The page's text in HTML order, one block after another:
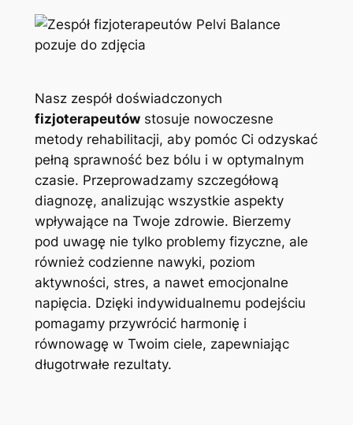
Nasz zespół doświadczonych
fizjoterapeutówstosuje nowoczesne
metody rehabilitacji, aby pomóc Ci odzyskać
pełną sprawność bez bólu i w optymalnym
czasie. Przeprowadzamy szczegółową
diagnozę, analizując wszystkie aspekty
wpływające na Twoje zdrowie. Bierzemy
pod uwagę nie tylko problemy fizyczne, ale
również codzienne nawyki, poziom
aktywności, stres, a nawet emocjonalne
napięcia. Dzięki indywidualnemu podejściu
pomagamy przywrócić harmonię i
równowagę w Twoim ciele, zapewniając
długotrwałe rezultaty.